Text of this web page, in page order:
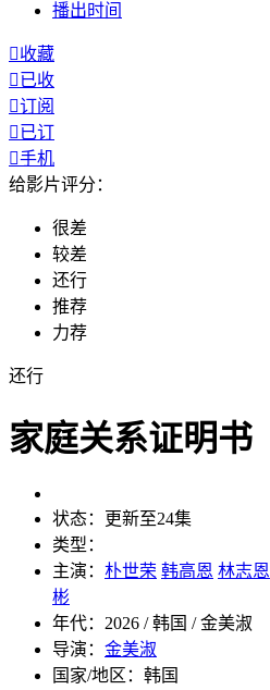
播出时间
收藏
已收
订阅
已订
手机
给影片评分：
很差
较差
还行
推荐
力荐
还行
家庭关系证明书
状态：
更新至24集
类型：
主演： 朴世荣 韩高恩 林志恩
彬
年代： 2026 / 韩国 / 金美淑
导演： 金美淑
国家/地区： 韩国